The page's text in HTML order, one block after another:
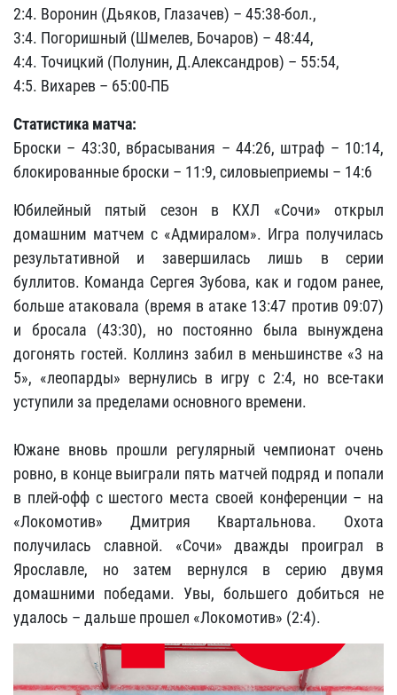
2:4. Воронин (Дьяков, Глазачев) – 45:38-бол.,
3:4. Погоришный (Шмелев, Бочаров) – 48:44,
4:4. Точицкий (Полунин, Д.Александров) – 55:54,
4:5. Вихарев – 65:00-ПБ
Статистика матча:
Броски – 43:30, вбрасывания – 44:26, штраф – 10:14,
блокированные броски – 11:9, силовыеприемы – 14:6
Юбилейный пятый сезон в КХЛ «Сочи» открыл
домашним матчем с «Адмиралом». Игра получилась
результативной и завершилась лишь в серии
буллитов. Команда Сергея Зубова, как и годом ранее,
больше атаковала (время в атаке 13:47 против 09:07)
и бросала (43:30), но постоянно была вынуждена
догонять гостей. Коллинз забил в меньшинстве «3 на
5», «леопарды» вернулись в игру с 2:4, но все-таки
уступили за пределами основного времени.
Южане вновь прошли регулярный чемпионат очень
ровно, в конце выиграли пять матчей подряд и попали
в плей-офф с шестого места своей конференции – на
«Локомотив» Дмитрия Квартальнова. Охота
получилась славной. «Сочи» дважды проиграл в
Ярославле, но затем вернулся в серию двумя
домашними победами. Увы, большего добиться не
удалось – дальше прошел «Локомотив» (2:4).